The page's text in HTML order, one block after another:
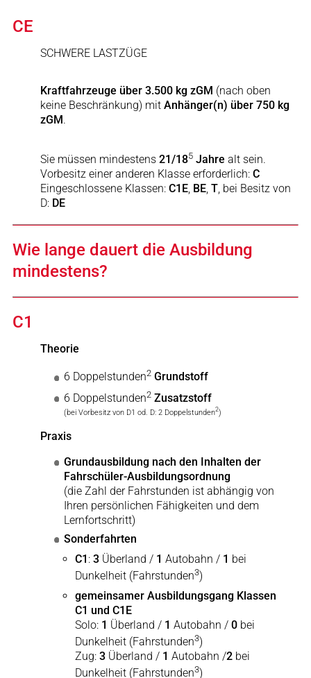
CE
SCHWERE LASTZÜGE
Kraftfahrzeuge über 3.500 kg zGM (nach oben
keine Beschränkung) mit Anhänger(n) über 750 kg
zGM.
Sie müssen mindestens 21/185Jahre alt sein.
Vorbesitz einer anderen Klasse erforderlich: C
Eingeschlossene Klassen: C1E, BE, T, bei Besitz von
D: DE
Wie lange dauert die Ausbildung
mindestens?
C1
Theorie
6 Doppelstunden2 Grundstoff
6 Doppelstunden2 Zusatzstoff
(bei Vorbesitz von D1 od. D: 2 Doppelstunden2)
Praxis
Grundausbildung nach den Inhalten der
Fahrschüler-Ausbildungsordnung
(die Zahl der Fahrstunden ist abhängig von
Ihren persönlichen Fähigkeiten und dem
Lernfortschritt)
Sonderfahrten
C1 :3 Überland / 1 Autobahn / 1 bei
Dunkelheit (Fahrstunden3)
gemeinsamer Ausbildungsgang Klassen
C1 und C1E
Solo: 1 Überland / 1 Autobahn /0 bei
Dunkelheit (Fahrstunden3)
Zug:3 Überland / 1 Autobahn /2 bei
Dunkelheit (Fahrstunden3)